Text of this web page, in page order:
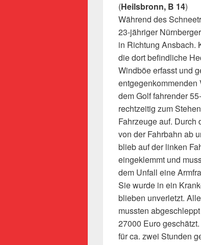
(Heilsbronn, B 14)
Während des
23-jähriger
in Richtung Ansbach.
die dort befindliche
Windböe erfasst und
entgegenkommenden
dem Golf fahrender
rechtzeitig zum
Fahrzeuge auf. Durch
von der Fahrbahn ab
blieb auf der linken
eingeklemmt und
dem Unfall eine
Sie wurde in ein
blieben unverletzt.
mussten
27000 Euro
für ca. zwei Stunden